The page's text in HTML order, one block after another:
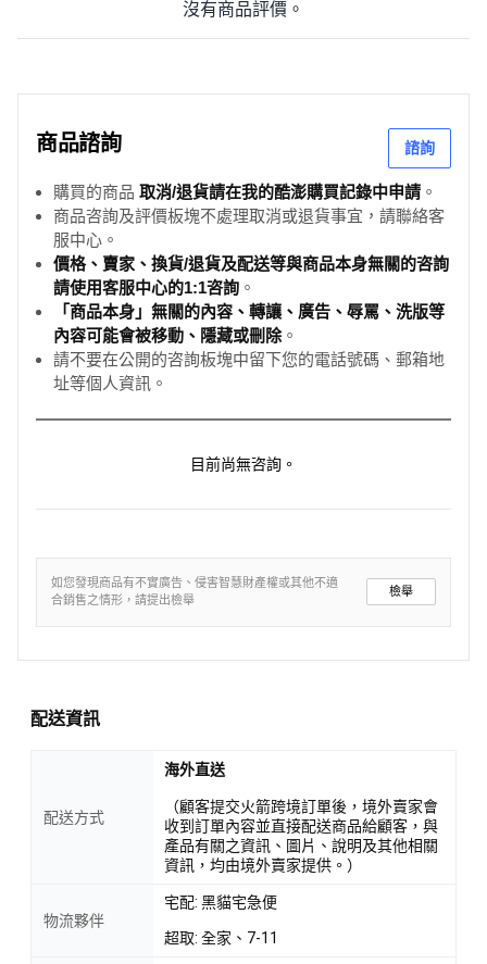
沒有商品評價。
商品諮詢 諮詢
購買的商品 取消/退貨請在我的酷澎購買記錄中申請 。
商品咨詢及評價板塊不處理取消或退貨事宜，請聯絡客
服中心。
價格、賣家、換貨/退貨及配送等與商品本身無關的咨詢
請使用客服中心的1:1咨詢 。
「商品本身」無關的內容、轉讓、廣告、辱罵、洗版等
內容可能會被移動、隱藏或刪除。
請不要在公開的咨詢板塊中留下您的電話號碼、郵箱地
址等個人資訊。
目前尚無咨詢。
如您發現商品有不實廣告、侵害智慧財產權或其他不適
合銷售之情形，請提出檢舉
檢舉
配送資訊
配送方式
海外直送
（顧客提交火箭跨境訂單後，境外賣家會
收到訂單內容並直接配送商品給顧客，與
產品有關之資訊、圖片、說明及其他相關
資訊，均由境外賣家提供。）
物流夥伴
宅配: 黑貓宅急便
超取: 全家、7-11